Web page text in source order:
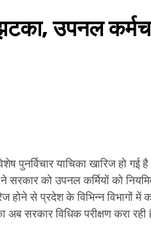
उपनल
पुनर्विचार याचिका खारिज हो
सरकार को उपनल कर्मियों को
होने से प्रदेश के विभिन्न विभागों में
अब सरकार विधिक परीक्षण करा रही